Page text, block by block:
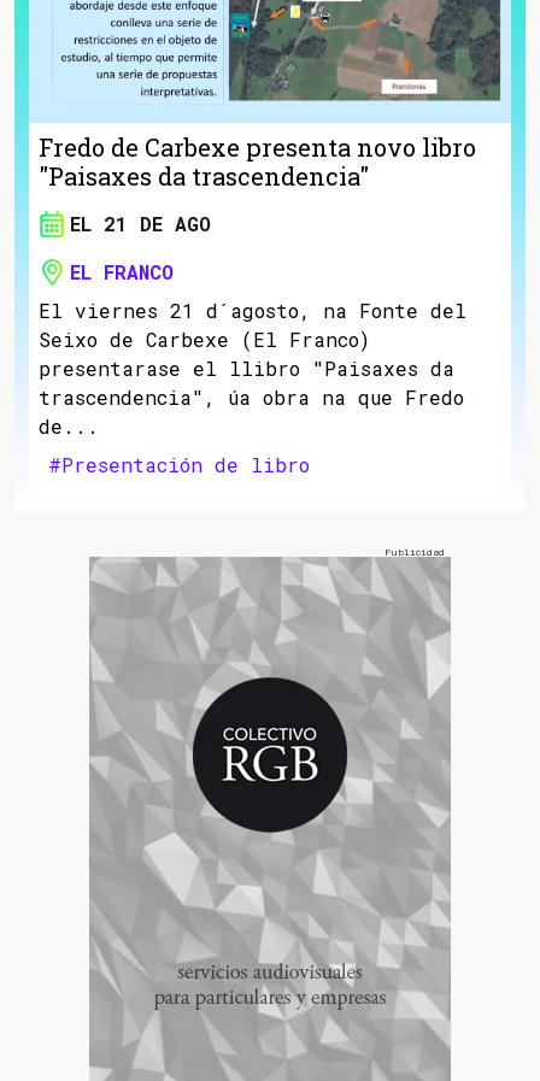
Fredo de Carbexe presenta novo libro
"Paisaxes da trascendencia"
EL 21 DE AGO
EL FRANCO
El viernes 21 d´agosto, na Fonte del
Seixo de Carbexe (El Franco)
presentarase el llibro "Paisaxes da
trascendencia", úa obra na que Fredo
de...
#Presentación de libro